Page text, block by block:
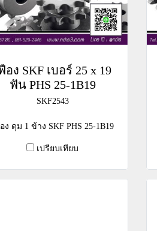
อง SKF เบอร์ 25 x 19
ฟัน PHS 25-1B19
SKF2543
ง ดุม 1 ข้าง SKF PHS 25-1B19
เปรียบเทียบ